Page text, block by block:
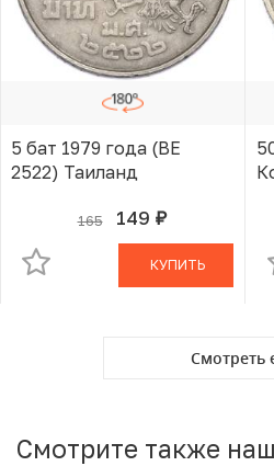
5 бат 1979 года (BE
2522) Таиланд
165 149 руб.
В КОРЗИНЕ
КУПИТЬ
Смотреть
Смотрите также